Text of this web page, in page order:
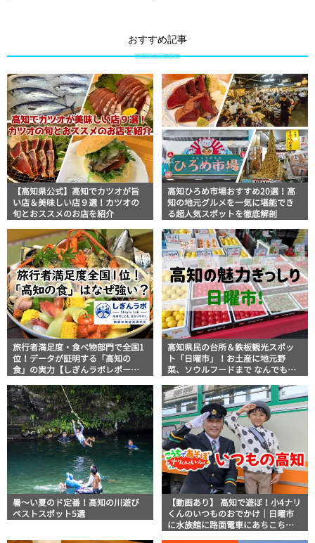
おすすめ記事
【高知県公式】高知でカツオが旨
い店＆美味しい店９選！カツオの
旬とおススメのお店を紹介
高知ひろめ市場おすすめ20選！高
知の地元グルメを一気に堪能でき
る超人気スポットを徹底解剖
旅行者満足度・食べ物部門で全国1
位！データが証明する「高知の
食」の実力【しぎんラボレポー
高知県民の台所＆鉄板観光スポッ
ト「日曜市」！お土産に地元野
菜、ソウルフードまで なんでもそ
説！
暑～い夏のド定番！高知の川遊び
ベストスポット5選
【動画あり】 高知で遊ぼ！小4ナリ
くんのいつものおでかけ｜日曜市
に水族館に路面電車にあちこち巡